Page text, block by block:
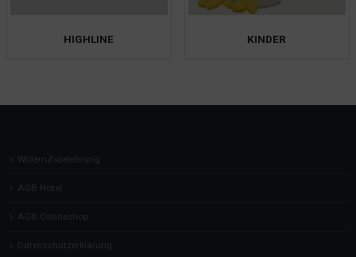
HIGHLINE KINDER
Widerrufsbelehrung
AGB Hotel
AGB Onlineshop
Datenschutzerklärung